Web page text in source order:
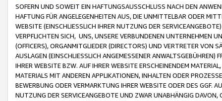
SOFERN UND SOWEIT EIN HAFTUNGSAUSSCHLUSS NACH DEN
HAFTUNG FÜR ANGELEGENHEITEN AUS, DIE UNMITTELBAR ODER
WEBSITE (EINSCHLIESSLICH IHRER NUTZUNG DER
VERPFLICHTEN SICH, UNS, UNSERE VERBUNDENEN UNTERNEHMEN
(OFFICERS), ORGANMITGLIEDER (DIRECTORS) UND VERTRETER VON
AUSLAGEN (EINSCHLIESSLICH ANGEMESSENER
IHRER WEBSITE BZW. AUF IHRER WEBSITE ERSCHEINENDEM
MATERIALS MIT ANDEREN APPLIKATIONEN, INHALTEN ODER
BEWERBUNG ODER VERMARKTUNG IHRER WEBSITE ODER DES GGF.
NUTZUNG DER SERVICEANGEBOTE UND ZWAR UNABHÄNGIG